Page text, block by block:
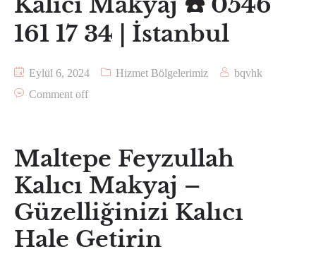
161 17 34 | İstanbul
Eylül 6, 2024 Hizmet Bölgelerimiz
bqvhk
Comment off
Maltepe Feyzullah
Kalıcı Makyaj –
Güzelliğinizi Kalıcı
Hale Getirin